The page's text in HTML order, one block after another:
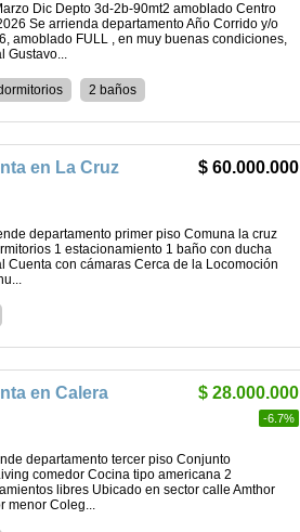
Dic Depto 3d-2b-90mt2 amoblado Centro
Se arrienda departamento Año Corrido y/o
amoblado FULL , en muy buenas condiciones,
Gustavo...
2 baños
$ 60.000.000
en La Cruz
departamento primer piso Comuna la cruz
1 estacionamiento 1 baño con ducha
Cuenta con cámaras Cerca de la Locomoción
$ 28.000.000
-6.7%
en Calera
departamento tercer piso Conjunto
comedor Cocina tipo americana 2
libres Ubicado en sector calle Amthor
menor Coleg...